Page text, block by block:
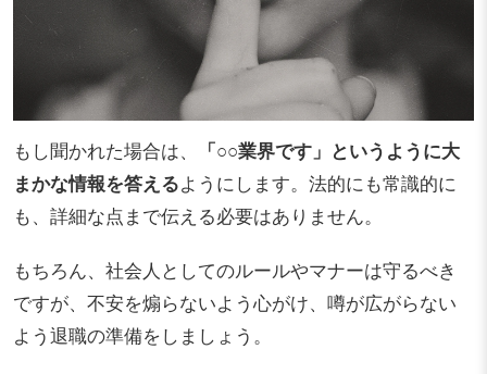
もし聞かれた場合は、
「○○業界です」というように大
まかな情報を答えるようにします。法的にも常識的に
も、詳細な点まで伝える必要はありません。
もちろん、社会人としてのルールやマナーは守るべき
ですが、不安を煽らないよう心がけ、噂が広がらない
よう退職の準備をしましょう。